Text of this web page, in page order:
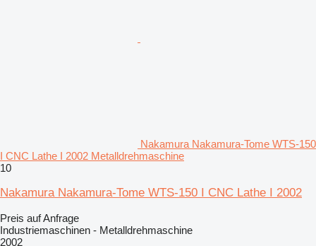
Nakamura Nakamura-Tome WTS-150
I CNC Lathe I 2002 Metalldrehmaschine
10
Nakamura Nakamura-Tome WTS-150 I CNC Lathe I 2002
Preis auf Anfrage
Industriemaschinen - Metalldrehmaschine
2002